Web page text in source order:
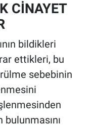
CİNAYET
bildikleri
ettikleri, bu
sebebinin